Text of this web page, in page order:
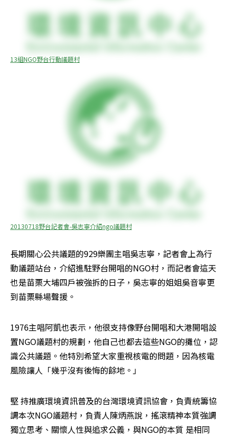
13組NGO野台行動議題村
20130718野台記者會-吳志寧介紹ngo議題村
長期關心公共議題的929樂團主唱吳志寧，記者會上為行
動議題站台，介紹進駐野台開唱的NGO村，而記者會這天
也是苗栗大埔四戶被強拆的日子，吳志寧的姐姐吳音寧更
到苗栗縣場聲援。
1976主唱阿凱也表示，他很支持像野台開唱和大港開唱設
置NGO議題村的規劃，他自己也都去這些NGO的攤位，認
識公共議題。他特別希望大家重視核電的問題，因為核電
風險讓人「幾乎沒有後悔的餘地。」
堅 持推廣環境資訊普及的台灣環境資訊協會，負責統籌協
調本次NGO議題村，負責人陳炳燕說，搖滾精神本質強調
獨立思考、關懷人性與追求公義，與NGO的本質 是相同